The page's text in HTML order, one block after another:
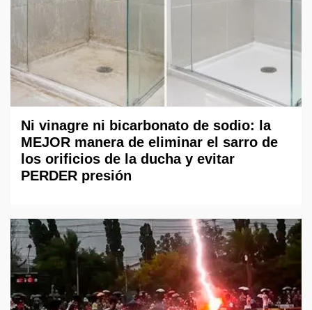
Ni vinagre ni bicarbonato de sodio: la
MEJOR manera de eliminar el sarro de
los orificios de la ducha y evitar
PERDER presión